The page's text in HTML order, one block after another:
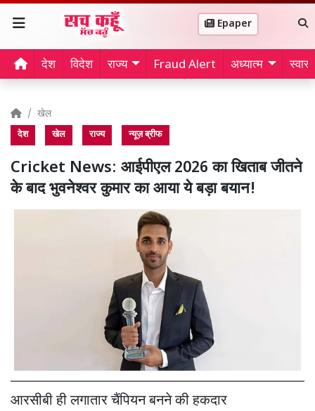
Epaper
देश विदेश राज्य Fraud Alert अध्यात्म
खेल
देश खेल राज्य न्यूज़ ब्रीफ
Cricket News: आईपीएल 2026 का खिताब जीतने
के बाद भुवनेश्वर कुमार का आया ये बड़ा बयान!
आरसीबी ही लगातार चैंपियन बनने की हकदार